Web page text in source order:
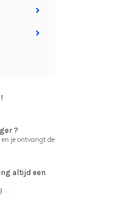
?
je ontvangt de
altijd een
...